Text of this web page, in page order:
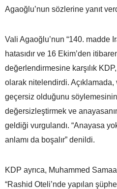
Agaoğlu’nun sözlerine yanıt
Vali Agaoğlu’nun “140. madde
hatasıdır ve 16 Ekim’den
değerlendirmesine karşılık
olarak nitelendirdi.
geçersiz olduğunu
değersizleştirmek ve
geldiği vurgulandı. “Anayasa
anlamı da boşalır” denildi.
KDP ayrıca, Muhammed
“Rashid Oteli’nde yapılan